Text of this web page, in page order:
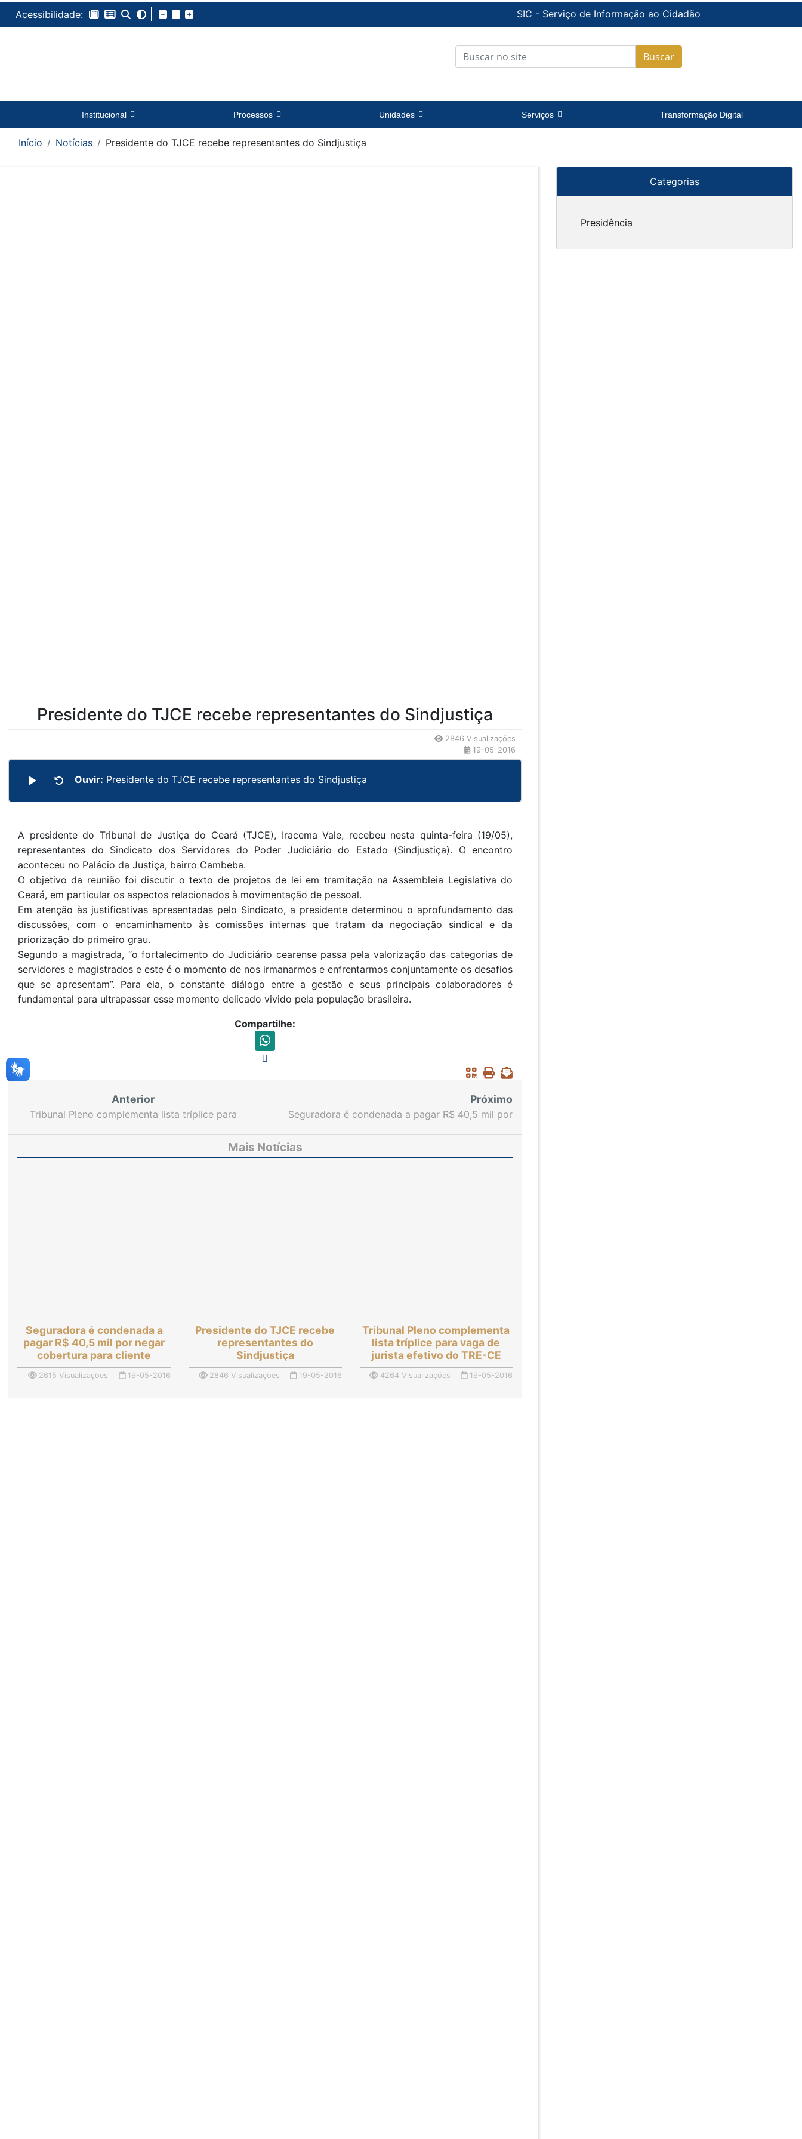
Acessibilidade: SIC - Serviço de Informação ao Cidadão
Buscar
Institucional Processos Unidades Serviços Transformação Digital
Início Notícias Presidente do TJCE recebe representantes do Sindjustiça
Presidente do TJCE recebe representantes do Sindjustiça
2846 Visualizações
19-05-2016
Ouvir: Presidente do TJCE recebe representantes do Sindjustiça
A presidente do Tribunal de Justiça do Ceará (TJCE), Iracema Vale, recebeu nesta quinta-feira (19/05),
representantes do Sindicato dos Servidores do Poder Judiciário do Estado (Sindjustiça). O encontro
aconteceu no Palácio da Justiça, bairro Cambeba.
O objetivo da reunião foi discutir o texto de projetos de lei em tramitação na Assembleia Legislativa do
Ceará, em particular os aspectos relacionados à movimentação de pessoal.
Em atenção às justificativas apresentadas pelo Sindicato, a presidente determinou o aprofundamento das
discussões, com o encaminhamento às comissões internas que tratam da negociação sindical e da
priorização do primeiro grau.
Segundo a magistrada, “o fortalecimento do Judiciário cearense passa pela valorização das categorias de
servidores e magistrados e este é o momento de nos irmanarmos e enfrentarmos conjuntamente os desafios
que se apresentam”. Para ela, o constante diálogo entre a gestão e seus principais colaboradores é
fundamental para ultrapassar esse momento delicado vivido pela população brasileira.
Compartilhe:
Anterior
Tribunal Pleno complementa lista tríplice para
Próximo
Seguradora é condenada a pagar R$ 40,5 mil por
Mais Notícias
Seguradora é condenada a
pagar R$ 40,5 mil por negar
cobertura para cliente
2615 Visualizações 19-05-2016
Presidente do TJCE recebe
representantes do
Sindjustiça
2846 Visualizações 19-05-2016
Tribunal Pleno complementa
lista tríplice para vaga de
jurista efetivo do TRE-CE
4264 Visualizações 19-05-2016
Categorias
Presidência